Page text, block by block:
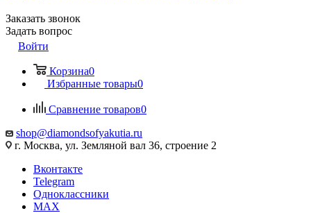
Заказать звонок
Задать вопрос
Войти
Корзина0
Избранные товары0
Сравнение товаров0
shop@diamondsofyakutia.ru
г. Москва, ул. Земляной вал 36, строение 2
Вконтакте
Telegram
Одноклассники
MAX